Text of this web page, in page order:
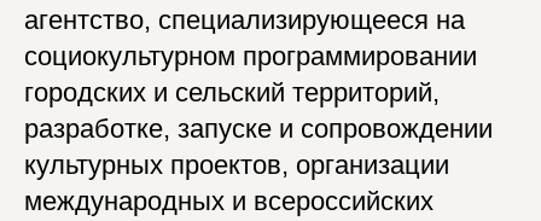
агентство, специализирующееся на
социокультурном программировании
городских и сельский территорий,
разработке, запуске и сопровождении
культурных проектов, организации
международных и всероссийских